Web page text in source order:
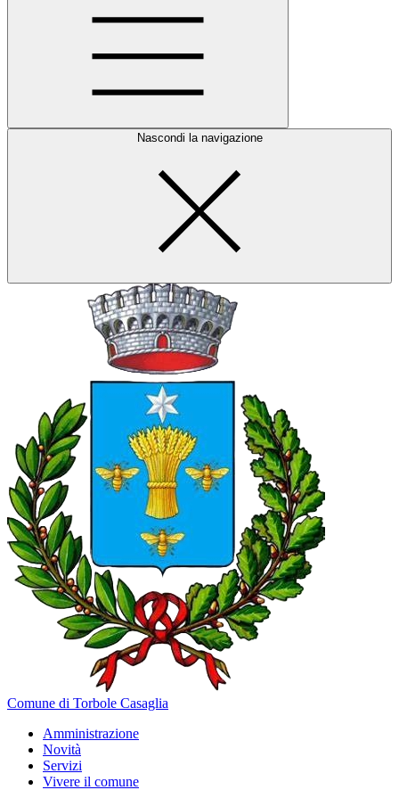
Nascondi la navigazione
Comune di Torbole Casaglia
Amministrazione
Novità
Servizi
Vivere il comune